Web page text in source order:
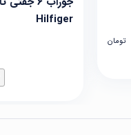
تومان
Hilfiger